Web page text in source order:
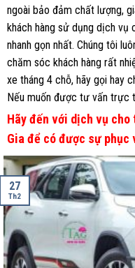
ngoài bảo đảm chất lượng,
khách hàng sử dụng dịch
nhanh gọn nhất. Chúng tôi
chăm sóc khách hàng rất
xe tháng 4 chỗ, hãy gọi hay
Nếu muốn được tư vấn trực
Hãy đến với dịch vụ cho
Gia để có được sự phục
27
Th2